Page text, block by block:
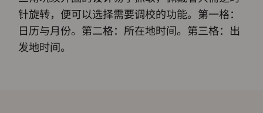
针旋转，便可以选择需要调校的功能。第一格：
日历与月份。第二格：所在地时间。第三格：出
发地时间。